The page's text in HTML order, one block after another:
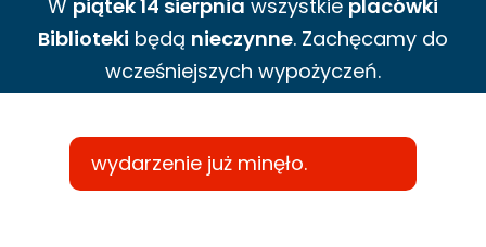
W piątek 14 sierpnia wszystkie placówki
Biblioteki będą nieczynne. Zachęcamy do
wcześniejszych wypożyczeń.
wydarzenie już minęło.